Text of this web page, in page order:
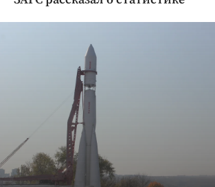
Криминал
Недвижимость и ЖКХ
Образование
Общество
Погода
Праздники
Происшествия
Спорт